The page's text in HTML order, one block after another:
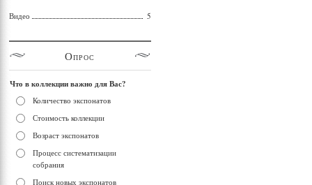
Видео 5
Опрос
Что в коллекции важно для Вас?
Количество экспонатов
Стоимость коллекции
Возраст экспонатов
Процесс систематизации
собрания
Поиск новых экспонатов